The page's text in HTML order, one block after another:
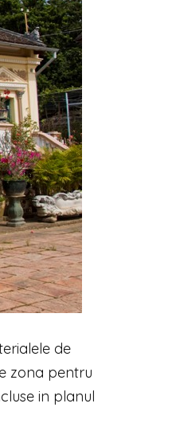
de
zona pentru
in planul